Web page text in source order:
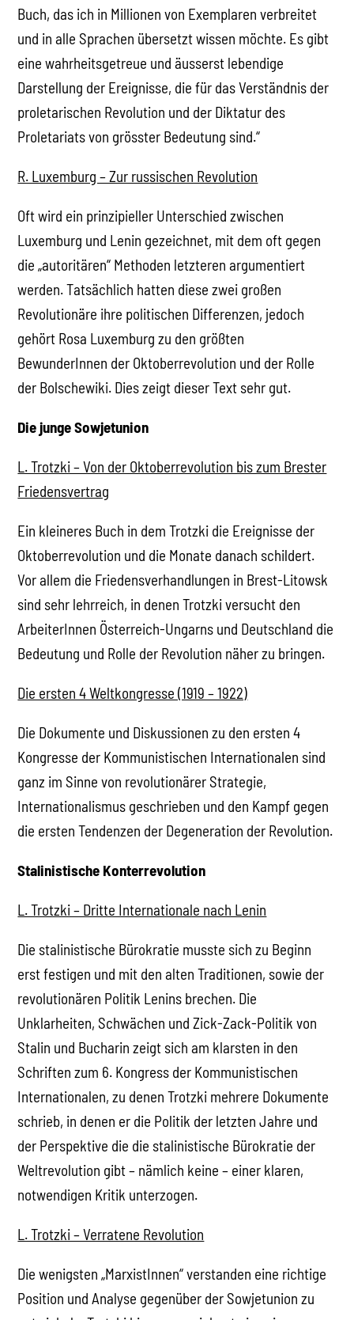
Buch, das ich in Millionen von Exemplaren verbreitet
und in alle Sprachen übersetzt wissen möchte. Es gibt
eine wahrheitsgetreue und äusserst lebendige
Darstellung der Ereignisse, die für das Verständnis der
proletarischen Revolution und der Diktatur des
Proletariats von grösster Bedeutung sind.“
R. Luxemburg – Zur russischen Revolution
Oft wird ein prinzipieller Unterschied zwischen
Luxemburg und Lenin gezeichnet, mit dem oft gegen
die „autoritären“ Methoden letzteren argumentiert
werden. Tatsächlich hatten diese zwei großen
Revolutionäre ihre politischen Differenzen, jedoch
gehört Rosa Luxemburg zu den größten
BewunderInnen der Oktoberrevolution und der Rolle
der Bolschewiki. Dies zeigt dieser Text sehr gut.
Die junge Sowjetunion
L. Trotzki – Von der Oktoberrevolution bis zum Brester
Friedensvertrag
Ein kleineres Buch in dem Trotzki die Ereignisse der
Oktoberrevolution und die Monate danach schildert.
Vor allem die Friedensverhandlungen in Brest-Litowsk
sind sehr lehrreich, in denen Trotzki versucht den
ArbeiterInnen Österreich-Ungarns und Deutschland die
Bedeutung und Rolle der Revolution näher zu bringen.
Die ersten 4 Weltkongresse (1919 – 1922)
Die Dokumente und Diskussionen zu den ersten 4
Kongresse der Kommunistischen Internationalen sind
ganz im Sinne von revolutionärer Strategie,
Internationalismus geschrieben und den Kampf gegen
die ersten Tendenzen der Degeneration der Revolution.
Stalinistische Konterrevolution
L. Trotzki – Dritte Internationale nach Lenin
Die stalinistische Bürokratie musste sich zu Beginn
erst festigen und mit den alten Traditionen, sowie der
revolutionären Politik Lenins brechen. Die
Unklarheiten, Schwächen und Zick-Zack-Politik von
Stalin und Bucharin zeigt sich am klarsten in den
Schriften zum 6. Kongress der Kommunistischen
Internationalen, zu denen Trotzki mehrere Dokumente
schrieb, in denen er die Politik der letzten Jahre und
der Perspektive die die stalinistische Bürokratie der
Weltrevolution gibt – nämlich keine – einer klaren,
notwendigen Kritik unterzogen.
L. Trotzki – Verratene Revolution
Die wenigsten „MarxistInnen“ verstanden eine richtige
Position und Analyse gegenüber der Sowjetunion zu